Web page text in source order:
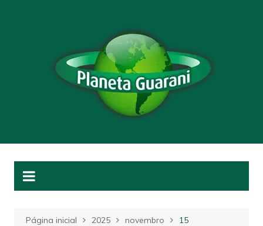
Página inicial 2025 novembro 15